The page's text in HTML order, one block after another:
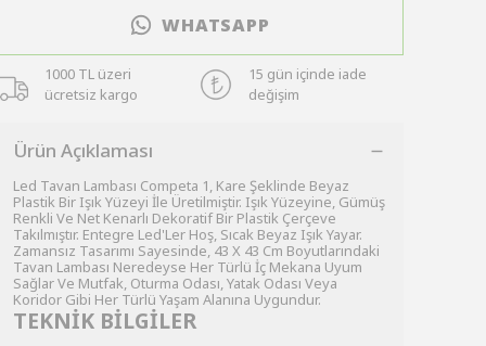
WHATSAPP
1000 TL üzeri
ücretsiz kargo
15 gün içinde iade
değişim
Ürün Açıklaması
Led Tavan Lambası Competa 1, Kare Şeklinde Beyaz
Plastik Bir Işık Yüzeyi İle Üretilmiştir. Işık Yüzeyine, Gümüş
Renkli Ve Net Kenarlı Dekoratif Bir Plastik Çerçeve
Takılmıştır. Entegre Led'Ler Hoş, Sıcak Beyaz Işık Yayar.
Zamansız Tasarımı Sayesinde, 43 X 43 Cm Boyutlarındaki
Tavan Lambası Neredeyse Her Türlü İç Mekana Uyum
Sağlar Ve Mutfak, Oturma Odası, Yatak Odası Veya
Koridor Gibi Her Türlü Yaşam Alanına Uygundur.
TEKNİK BİLGİLER